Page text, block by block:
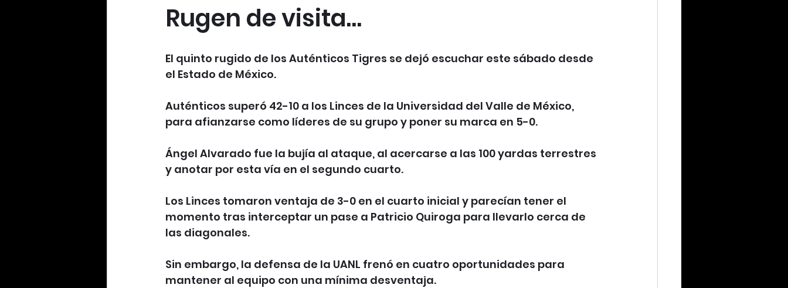
Rugen de visita…
El quinto rugido de los Auténticos Tigres se dejó escuchar este sábado desde
el Estado de México.
Auténticos superó 42-10 a los Linces de la Universidad del Valle de México,
para afianzarse como líderes de su grupo y poner su marca en 5-0.
Ángel Alvarado fue la bujía al ataque, al acercarse a las 100 yardas terrestres
y anotar por esta vía en el segundo cuarto.
Los Linces tomaron ventaja de 3-0 en el cuarto inicial y parecían tener el
momento tras interceptar un pase a Patricio Quiroga para llevarlo cerca de
las diagonales.
Sin embargo, la defensa de la UANL frenó en cuatro oportunidades para
mantener al equipo con una mínima desventaja.